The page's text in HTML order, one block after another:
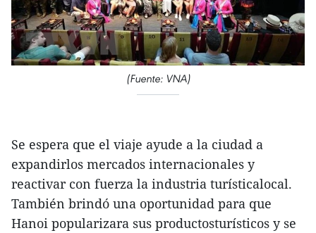
(Fuente: VNA)
Se espera que el viaje ayude a la ciudad a
expandirlos mercados internacionales y
reactivar con fuerza la industria turísticalocal.
También brindó una oportunidad para que
Hanoi popularizara sus productosturísticos y se